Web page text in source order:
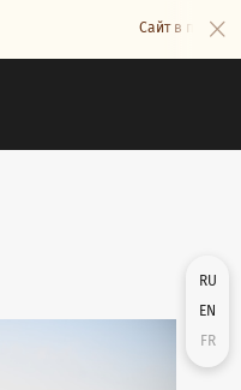
RU
EN
FR
Сайт в процессе